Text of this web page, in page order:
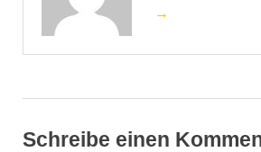
→
Schreibe einen